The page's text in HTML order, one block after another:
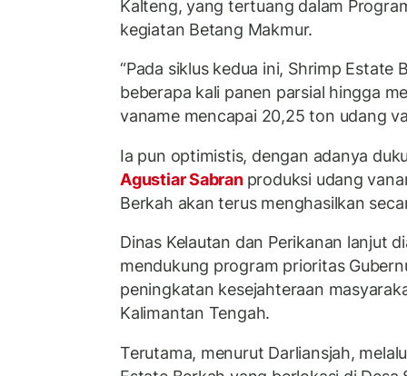
Kalteng, yang tertuang dalam
kegiatan Betang Makmur.
“Pada siklus kedua ini, Shrimp Estate
beberapa kali panen parsial hingga
vaname mencapai 20,25 ton udang
Ia pun optimistis, dengan adanya
Agustiar Sabran produksi udang
Berkah akan terus menghasilkan
Dinas Kelautan dan Perikanan lanjut
mendukung program prioritas
peningkatan kesejahteraan
Kalimantan Tengah.
Terutama, menurut Darliansjah,